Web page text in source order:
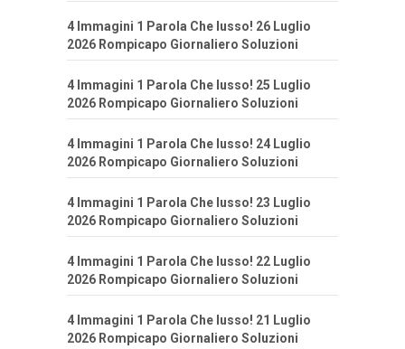
4 Immagini 1 Parola Che lusso! 26 Luglio
2026 Rompicapo Giornaliero Soluzioni
4 Immagini 1 Parola Che lusso! 25 Luglio
2026 Rompicapo Giornaliero Soluzioni
4 Immagini 1 Parola Che lusso! 24 Luglio
2026 Rompicapo Giornaliero Soluzioni
4 Immagini 1 Parola Che lusso! 23 Luglio
2026 Rompicapo Giornaliero Soluzioni
4 Immagini 1 Parola Che lusso! 22 Luglio
2026 Rompicapo Giornaliero Soluzioni
4 Immagini 1 Parola Che lusso! 21 Luglio
2026 Rompicapo Giornaliero Soluzioni